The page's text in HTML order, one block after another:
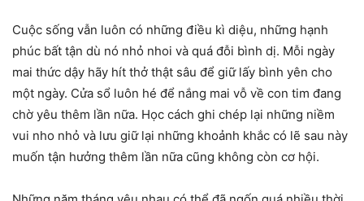
Cuộc sống vẫn luôn có những điều kì diệu, những hạnh
phúc bất tận dù nó nhỏ nhoi và quá đỗi bình dị. Mỗi ngày
mai thức dậy hãy hít thở thật sâu để giữ lấy bình yên cho
một ngày. Cửa sổ luôn hé để nắng mai vỗ về con tim đang
chờ yêu thêm lần nữa. Học cách ghi chép lại những niềm
vui nho nhỏ và lưu giữ lại những khoảnh khắc có lẽ sau này
muốn tận hưởng thêm lần nữa cũng không còn cơ hội.